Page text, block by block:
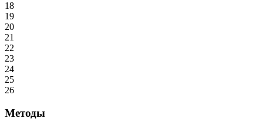
18
19
20
21
22
23
24
25
26
Методы